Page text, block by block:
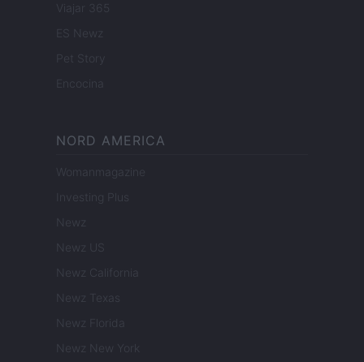
Viajar 365
ES Newz
Pet Story
Encocina
NORD AMERICA
Womanmagazine
Investing Plus
Newz
Newz US
Newz California
Newz Texas
Newz Florida
Newz New York